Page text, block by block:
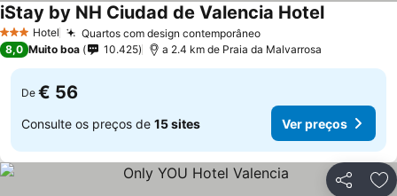
3 EstrelasHotel Quartos com design contemporâneo
iStay by NH Ciudad de Valencia Hotel
8,0 Muito boa 10.425 a 2.4 km de Praia da Malvarrosa
De € 56
Consulte os preços de 15 sites Ver preços
Partilhar